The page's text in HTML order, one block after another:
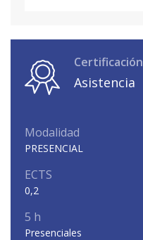
Certificación
Asistencia
Modalidad
PRESENCIAL
ECTS
0,2
5 h
Presenciales